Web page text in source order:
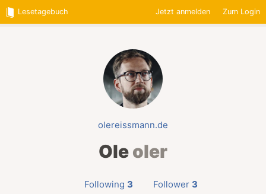
Lesetagebuch Jetzt anmelden Zum Login
olereissmann.de
Oleoler
Following 3 Follower 3